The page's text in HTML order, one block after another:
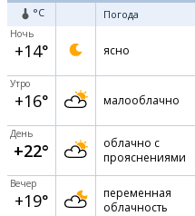
°C Погода
Ночь
+14° ясно
Утро
+16° малооблачно
День
+22°
облачно с
прояснениями
Вечер
+19°
переменная
облачность